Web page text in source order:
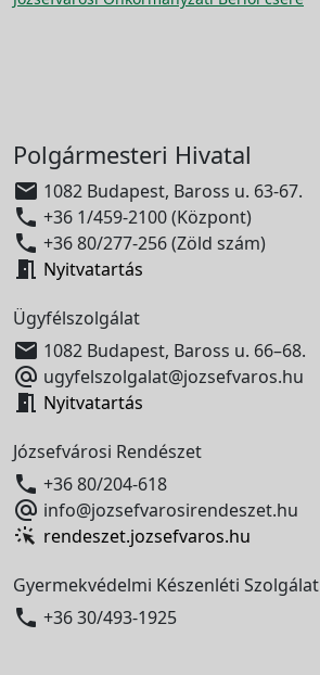
Polgármesteri Hivatal
 1082 Budapest, Baross u. 63-67.
 +36 1/459-2100 (Központ)
 +36 80/277-256 (Zöld szám)
 Nyitvatartás
Ügyfélszolgálat
 1082 Budapest, Baross u. 66–68.
 ugyfelszolgalat@jozsefvaros.hu
 Nyitvatartás
Józsefvárosi Rendészet
 +36 80/204-618
 info@jozsefvarosirendeszet.hu
rendeszet.jozsefvaros.hu
Gyermekvédelmi Készenléti Szolgálat
 +36 30/493-1925